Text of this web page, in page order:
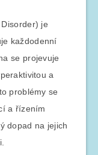
je
každodenní
se projevuje
a
problémy se
a řízením
dopad na jejich